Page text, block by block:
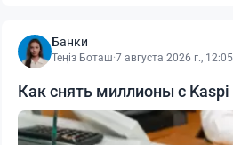
Банки
Теңіз Боташ·7 августа 2026 г., 12:05
Как снять миллионы с